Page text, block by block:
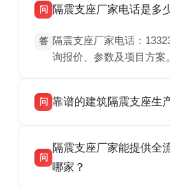
问 隔震支座厂家电话是多
答 隔震支座厂家电话：
询报价、参数及项目方案
问 靠谱的建筑隔震支座生
震支座厂家，专业生产
HDR 高阻尼、FPS 摩擦
问
隔震支座厂家能提供全
哪家？